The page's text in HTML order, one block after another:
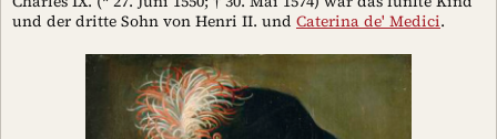
und der dritte Sohn von Henri II. und Caterina de' Medici.